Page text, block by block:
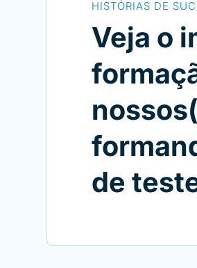
HISTÓRIAS DE
Veja o
de